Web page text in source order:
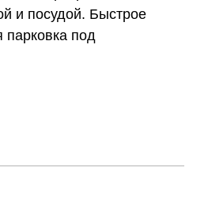
и посудой. Быстрое
парковка под